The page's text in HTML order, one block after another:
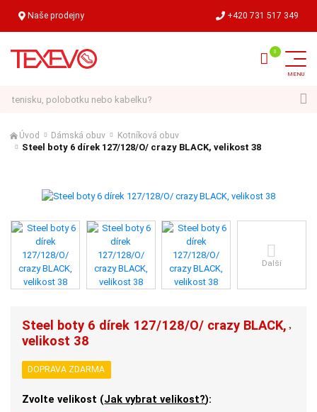
Naše prodejny +420 731 517 349
Úvod Dámská obuv Kotníková obuv
Steel boty 6 dírek 127/128/O/ crazy BLACK, velikost 38
Další
Steel boty 6 dírek 127/128/O/ crazy BLACK,
velikost 38
DOPRAVA ZDARMA
Zvolte velikost (Jak vybrat velikost?):